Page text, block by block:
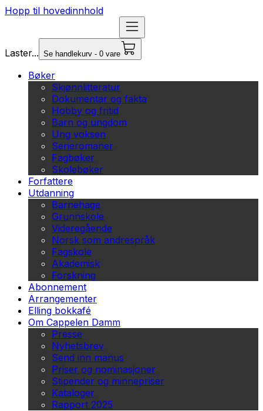
Hopp til hovedinnhold
Laster... Se handlekurv - 0 vare
Bøker
Skjønnlitteratur
Dokumentar og fakta
Hobby og fritid
Barn og ungdom
Ung voksen
Serieromaner
Fagbøker
Skolebøker
Forfattere
Utdanning
Barnehage
Grunnskole
Videregående
Norsk som andrespråk
Fagskole
Akademisk
Forskning
Abonnement
Arrangementer
Elling bokkafé
Om Cappelen Damm
Presse
Nyhetsbrev
Send inn manus
Priser og nominasjoner
Stipender og minnepriser
Kataloger
Rapport 2025